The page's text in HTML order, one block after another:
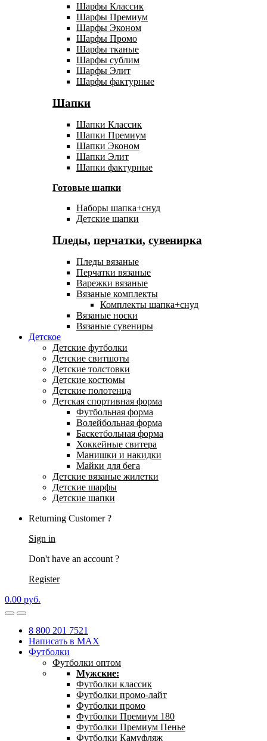
Шарфы Классик
Шарфы Премиум
Шарфы Эконом
Шарфы Промо
Шарфы тканые
Шарфы сублим
Шарфы Элит
Шарфы фактурные
Шапки
Шапки Классик
Шапки Премиум
Шапки Эконом
Шапки Элит
Шапки фактурные
Готовые шапки
Наборы шапка+снуд
Детские шапки
Пледы, перчатки, сувенирка
Пледы вязаные
Перчатки вязаные
Варежки вязаные
Вязаные комплекты
Комплекты шапка+снуд
Вязаные носки
Вязаные сувениры
Детское
Детские футболки
Детские свитшоты
Детские толстовки
Детские костюмы
Детские полотенца
Детская спортивная форма
Футбольная форма
Волейбольная форма
Баскетбольная форма
Хоккейные свитера
Манишки и накидки
Майки для бега
Детские вязаные жилетки
Детские шарфы
Детские шапки
Returning Customer ?
Sign in
Don't have an account ?
Register
0.00 руб.
8 800 201 7521
Написать в MAX
Футболки
Футболки оптом
Мужские:
Футболки классик
Футболки промо-лайт
Футболки промо
Футболки Премиум 180
Футболки Премиум Пенье
Футболки Камуфляж